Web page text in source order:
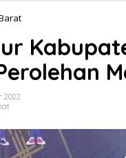
m
a
t
a
b
u
2022